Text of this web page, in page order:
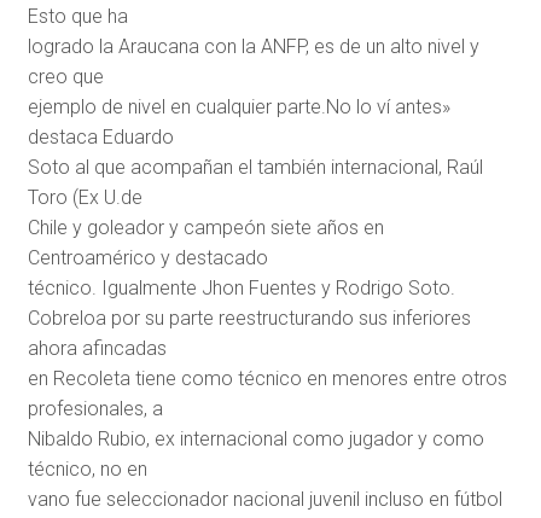
Esto que ha
logrado la Araucana con la ANFP, es de un alto nivel y
creo que
ejemplo de nivel en cualquier parte.No lo ví antes»
destaca Eduardo
Soto al que acompañan el también internacional, Raúl
Toro (Ex U.de
Chile y goleador y campeón siete años en
Centroamérico y destacado
técnico. Igualmente Jhon Fuentes y Rodrigo Soto.
Cobreloa por su parte reestructurando sus inferiores
ahora afincadas
en Recoleta tiene como técnico en menores entre otros
profesionales, a
Nibaldo Rubio, ex internacional como jugador y como
técnico, no en
vano fue seleccionador nacional juvenil incluso en fútbol